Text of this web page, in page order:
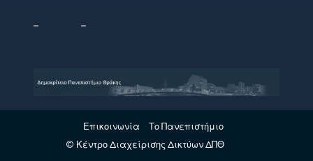
Επικοινωνία
Το Πανεπιστήμιο
© Κέντρο Διαχείρισης Δικτύων ΔΠΘ